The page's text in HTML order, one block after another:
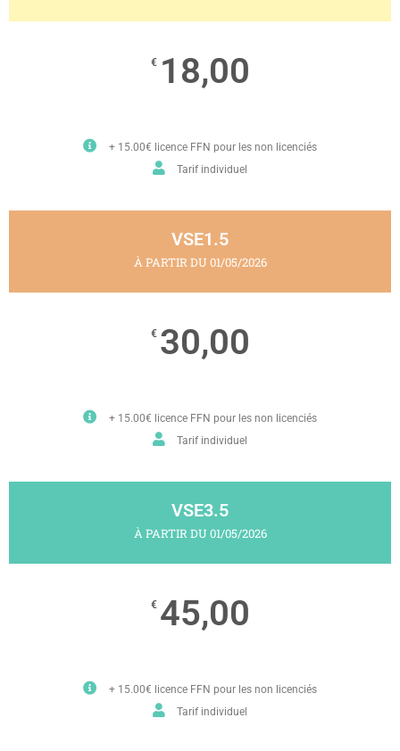
€ 18,00
+ 15.00€ licence FFN pour les non licenciés
Tarif individuel
VSE1.5
À PARTIR DU 01/05/2026
€ 30,00
+ 15.00€ licence FFN pour les non licenciés
Tarif individuel
VSE3.5
À PARTIR DU 01/05/2026
€ 45,00
+ 15.00€ licence FFN pour les non licenciés
Tarif individuel